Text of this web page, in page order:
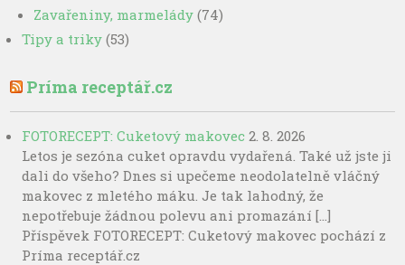
Zavařeniny, marmelády (74)
Tipy a triky (53)
Príma receptář.cz
FOTORECEPT: Cuketový makovec 2. 8. 2026
Letos je sezóna cuket opravdu vydařená. Také už jste ji
dali do všeho? Dnes si upečeme neodolatelně vláčný
makovec z mletého máku. Je tak lahodný, že
nepotřebuje žádnou polevu ani promazání […]
Příspěvek FOTORECEPT: Cuketový makovec pochází z
Príma receptář.cz